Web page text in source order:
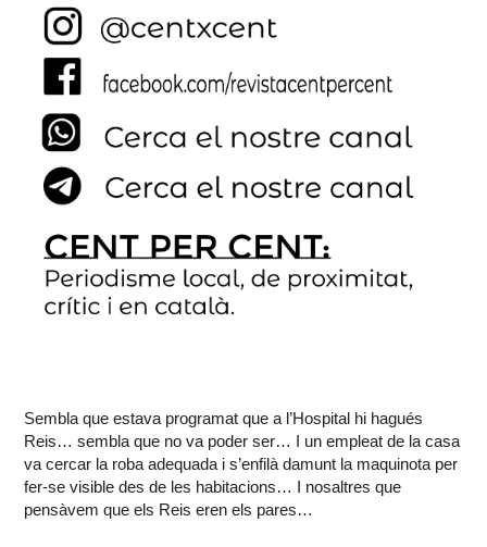
Sembla que estava programat que a l’Hospital hi hagués
Reis… sembla que no va poder ser… I un empleat de la casa
va cercar la roba adequada i s’enfilà damunt la maquinota per
fer-se visible des de les habitacions… I nosaltres que
pensàvem que els Reis eren els pares…